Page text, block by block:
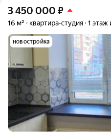
3 450 000 ₽
16 м² квартира-студия 1 этаж
новостройка